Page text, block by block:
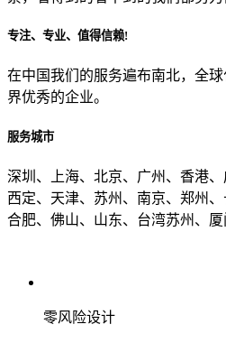
专注、专业、值得信赖!
在中国我们的服务遍布南北，全
界优秀的企业。
服务城市
深圳、上海、北京、广州、香港、
西定、天津、苏州、南京、郑州、
合肥、佛山、山东、台湾苏州、厦
零风险设计